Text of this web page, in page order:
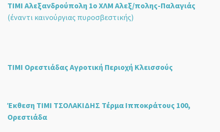
ΤΙΜΙ Αλεξανδρούπολη 1ο ΧΛΜ Αλεξ/πολης-Παλαγιάς
(έναντι καινούργιας πυροσβεστικής)
ΤΙΜΙ Ορεστιάδας Αγροτική Περιοχή Κλεισσούς
Έκθεση ΤΙΜΙ ΤΣΟΛΑΚΙΔΗΣ Τέρμα Ιπποκράτους 100,
Ορεστιάδα